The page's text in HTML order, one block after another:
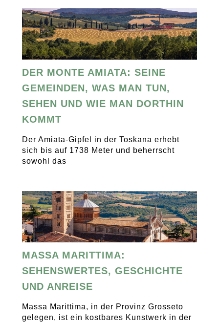
DER MONTE AMIATA: SEINE
GEMEINDEN, WAS MAN TUN,
SEHEN UND WIE MAN DORTHIN
KOMMT
Der Amiata-Gipfel in der Toskana erhebt
sich bis auf 1738 Meter und beherrscht
sowohl das
MASSA MARITTIMA:
SEHENSWERTES, GESCHICHTE
UND ANREISE
Massa Marittima, in der Provinz Grosseto
gelegen, ist ein kostbares Kunstwerk in der